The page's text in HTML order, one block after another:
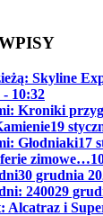
Skyline
- 10:32
Kroniki
19
Głodniaki17
ferie zimowe…
30 grudnia
240029
Alcatraz i